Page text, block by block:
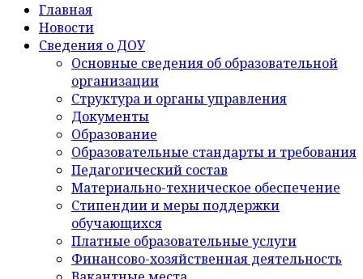
Главная
Новости
Сведения о ДОУ
Основные сведения об образовательной
организации
Структура и органы управления
Документы
Образование
Образовательные стандарты и требования
Педагогический состав
Материально-техническое обеспечение
Стипендии и меры поддержки
обучающихся
Платные образовательные услуги
Финансово-хозяйственная деятельность